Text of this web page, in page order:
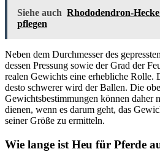
Siehe auch Rhododendron-
pflegen
Neben dem Durchmesser des
dessen Pressung sowie der Grad der
realen Gewichts eine erhebliche Rolle.
desto schwerer wird der Ballen. Die
Gewichtsbestimmungen können daher
dienen, wenn es darum geht, das
seiner Größe zu ermitteln.
Wie lange ist Heu für Pferde